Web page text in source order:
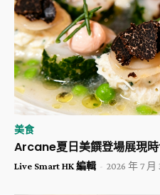
美食
Arcane夏日美饌登場展現
Live Smart HK 編輯 - 2026 年 7 月